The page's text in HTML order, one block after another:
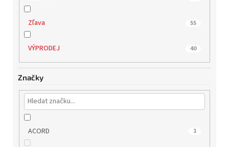
Zľava 55
VÝPRODEJ 40
Značky
ACORD 1